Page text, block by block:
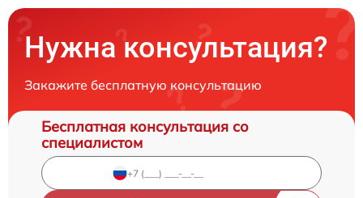
Нужна консультация?
Закажите бесплатную консультацию
Бесплатная консультация со
специалистом